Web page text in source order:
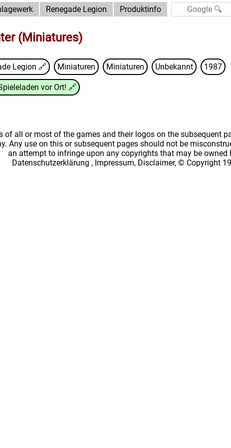
Renegade Legion Produktinfo
(Miniatures)
Legion 🔗 Miniaturen Miniaturen Unbekannt 1987
vor Ort! 🔗
of all or most of the games and their logos on the subsequent
Any use on this or subsequent pages should not be
an attempt to infringe upon any copyrights that may be owned
Datenschutzerklärung , Impressum, Disclaimer, © Copyright